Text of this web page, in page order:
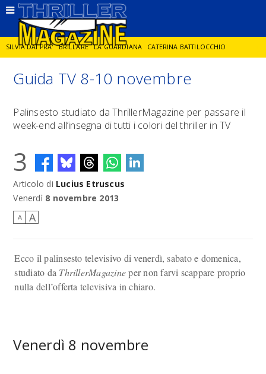
SILVIA DAI PRA' BRILLARE LA GUARDIANA CATERINA BATTILOCCHIO
JORGE DIAZ LA SPIA DELITTO IN CORNICE GIANCARLO DE CATALDO
DIEGO ZANDEL GLI ANNI DI PIETRA
Guida TV 8-10 novembre
Palinsesto studiato da ThrillerMagazine per passare il
week-end all’insegna di tutti i colori del thriller in TV
3
Articolo di Lucius Etruscus
Venerdì 8 novembre 2013
A A
Ecco il palinsesto televisivo di venerdì, sabato e domenica,
studiato da ThrillerMagazineper non farvi scappare proprio
nulla dell’offerta televisiva in chiaro.
Venerdì 8 novembre